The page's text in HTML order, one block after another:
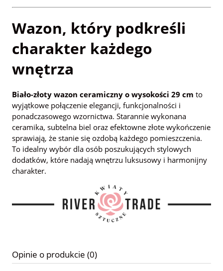
Wazon, który podkreśli
charakter każdego
wnętrza
Biało-złoty wazon ceramiczny o wysokości 29 cm to
wyjątkowe połączenie elegancji, funkcjonalności i
ponadczasowego wzornictwa. Starannie wykonana
ceramika, subtelna biel oraz efektowne złote wykończenie
sprawiają, że stanie się ozdobą każdego pomieszczenia.
To idealny wybór dla osób poszukujących stylowych
dodatków, które nadają wnętrzu luksusowy i harmonijny
charakter.
Opinie o produkcie (0)